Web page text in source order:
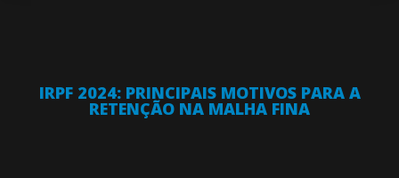
IRPF 2024: PRINCIPAIS MOTIVOS PARA A
RETENÇÃO NA MALHA FINA